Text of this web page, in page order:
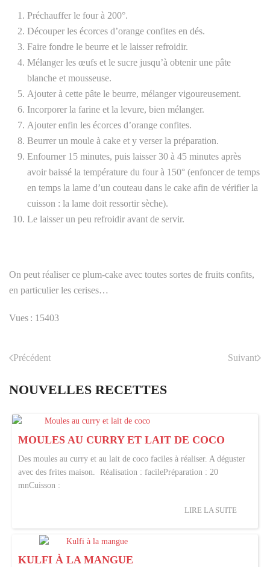
Préchauffer le four à 200°.
Découper les écorces d’orange confites en dés.
Faire fondre le beurre et le laisser refroidir.
Mélanger les œufs et le sucre jusqu’à obtenir une pâte
blanche et mousseuse.
Ajouter à cette pâte le beurre, mélanger vigoureusement.
Incorporer la farine et la levure, bien mélanger.
Ajouter enfin les écorces d’orange confites.
Beurrer un moule à cake et y verser la préparation.
Enfourner 15 minutes, puis laisser 30 à 45 minutes après
avoir baissé la température du four à 150° (enfoncer de temps
en temps la lame d’un couteau dans le cake afin de vérifier la
cuisson : la lame doit ressortir sèche).
Le laisser un peu refroidir avant de servir.
On peut réaliser ce plum-cake avec toutes sortes de fruits confits,
en particulier les cerises…
Vues : 15403
Précédent Suivant
NOUVELLES RECETTES
MOULES AU CURRY ET LAIT DE COCO
Des moules au curry et au lait de coco faciles à réaliser. A déguster
avec des frites maison. Réalisation : facilePréparation : 20
mnCuisson :
LIRE LA SUITE
KULFI À LA MANGUE